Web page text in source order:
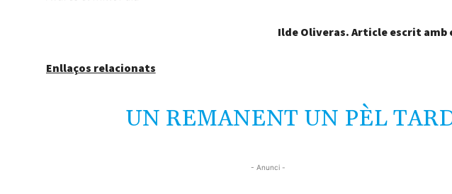
Ilde Oliveras. Article escrit amb
Enllaços relacionats
UN REMANENT UN PÈL
- Anunci -